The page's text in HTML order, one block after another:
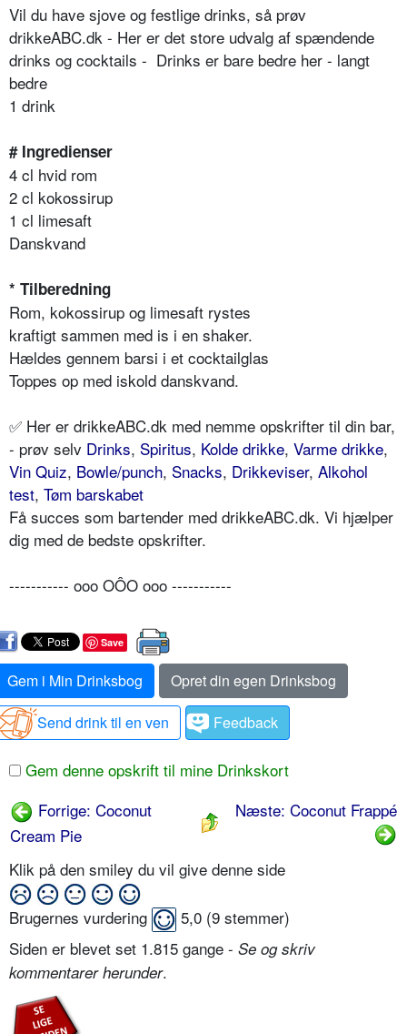
Vil du have sjove og festlige drinks, så prøv
drikkeABC.dk - Her er det store udvalg af spændende
drinks og cocktails - Drinks er bare bedre her - langt
bedre
1 drink
# Ingredienser
4 cl hvid rom
2 cl kokossirup
1 cl limesaft
Danskvand
* Tilberedning
Rom, kokossirup og limesaft rystes
kraftigt sammen med is i en shaker.
Hældes gennem barsi i et cocktailglas
Toppes op med iskold danskvand.
✅ Her er drikkeABC.dk med nemme opskrifter til din bar,
- prøv selv Drinks, Spiritus, Kolde drikke, Varme drikke,
Vin Quiz, Bowle/punch, Snacks, Drikkeviser, Alkohol
test, Tøm barskabet
Få succes som bartender med drikkeABC.dk. Vi hjælper
dig med de bedste opskrifter.
----------- ooo OÔO ooo -----------
Save
Gem i Min Drinksbog
Opret din egen Drinksbog
Send drink til en ven
Feedback
Gem denne opskrift til mine Drinkskort
Forrige: Coconut
Cream Pie
Næste: Coconut Frappé
Klik på den smiley du vil give denne side
Brugernes vurdering 5,0 (9 stemmer)
Siden er blevet set 1.815 gange - Se og skriv
kommentarer herunder.